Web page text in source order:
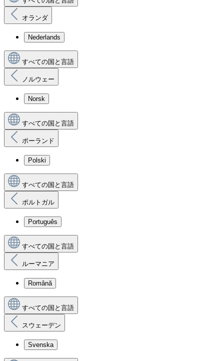
オランダ
Nederlands
すべての国と言語
ノルウェー
Norsk
すべての国と言語
ポーランド
Polski
すべての国と言語
ポルトガル
Português
すべての国と言語
ルーマニア
Română
すべての国と言語
スウェーデン
Svenska